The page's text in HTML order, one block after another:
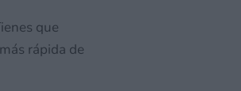
que
rápida de